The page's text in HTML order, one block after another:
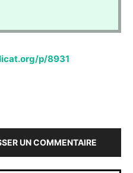
p/8931
UN COMMENTAIRE